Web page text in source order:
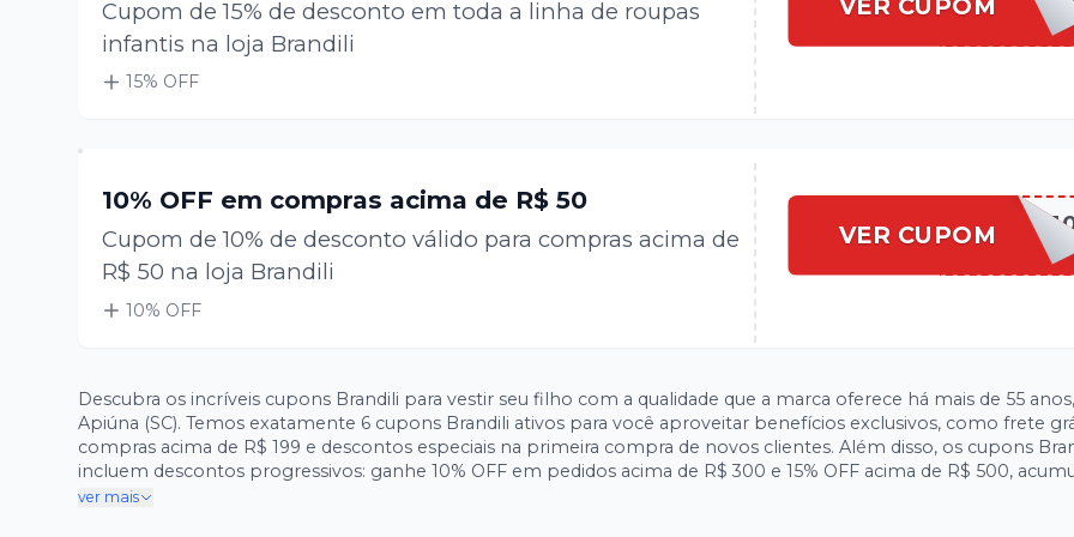
Cupom de 15% de desconto em toda a linha de roupas
infantis na loja Brandili
15% OFF
VER CUPOM
10% OFF em compras acima de R$ 50
Cupom de 10% de desconto válido para compras acima de
R$ 50 na loja Brandili
10% OFF
VER CUPOM
Descubra os incríveis cupons Brandili para vestir seu filho com a qualidade que a marca oferece há mais de 55 anos, desde
Apiúna (SC). Temos exatamente 6 cupons Brandili ativos para você aproveitar benefícios exclusivos, como frete
compras acima de R$ 199 e descontos especiais na primeira compra de novos clientes. Além disso, os cupons
incluem descontos progressivos: ganhe 10% OFF em pedidos acima de R$ 300 e 15% OFF acima de R$ 500,
com até 25% OFF. Escolha entre as linhas Brandili Baby, Brandili, Mundi, Young Class e Extreme para encontrar
ver mais